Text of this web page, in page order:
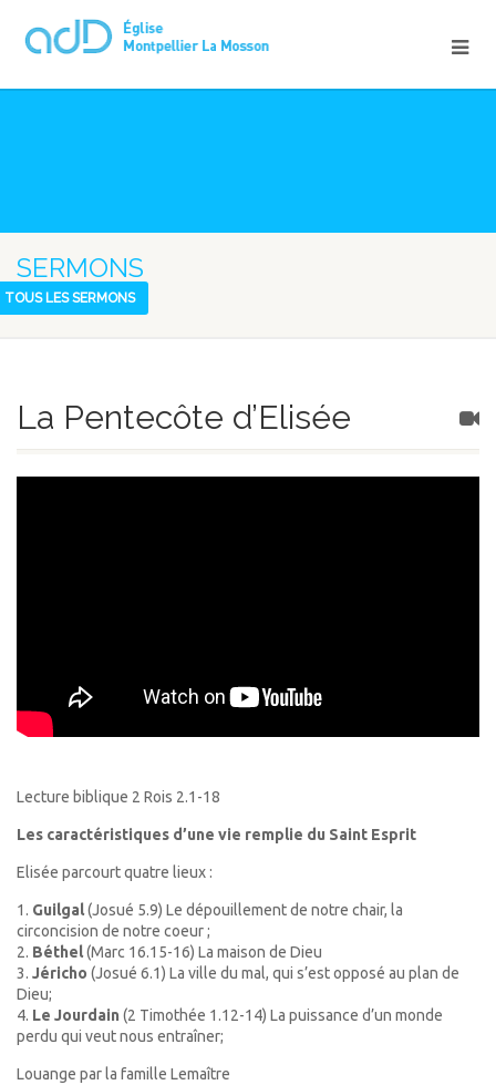
SERMONS
TOUS LES SERMONS
La Pentecôte d’Elisée
Lecture biblique 2 Rois 2.1-18
Les caractéristiques d’une vie remplie du Saint Esprit
Elisée parcourt quatre lieux :
1. Guilgal(Josué 5.9) Le dépouillement de notre chair, la
circoncision de notre coeur ;
2. Béthel(Marc 16.15-16) La maison de Dieu
3. Jéricho (Josué 6.1) La ville du mal, qui s’est opposé au plan de
Dieu;
4. Le Jourdain (2 Timothée 1.12-14) La puissance d’un monde
perdu qui veut nous entraîner;
Louange par la famille Lemaître